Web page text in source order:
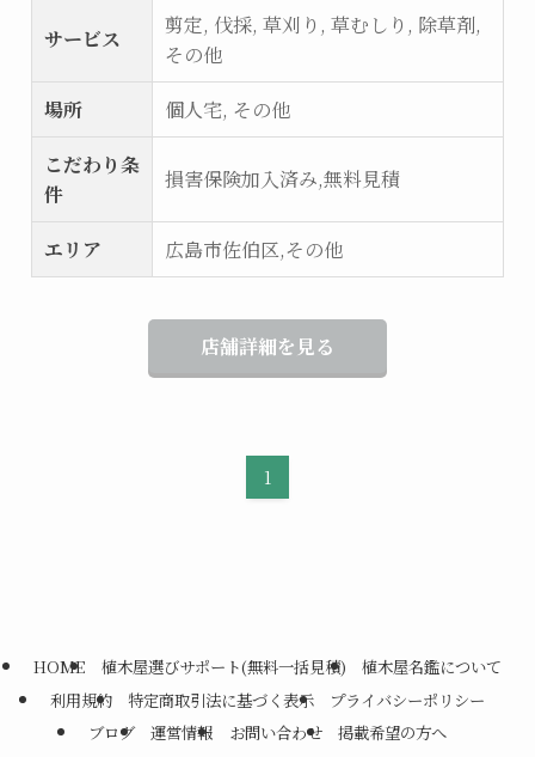
サービス
剪定, 伐採, 草刈り, 草むしり, 除草剤,
その他
場所
個人宅, その他
こだわり条
件
損害保険加入済み,無料見積
エリア 広島市佐伯区,その他
店舗詳細を見る
1
HOME 植木屋選びサポート(無料一括見積)
植木屋名鑑について
利用規約
特定商取引法に基づく表示
プライバシーポリシー
ブログ
運営情報 お問い合わせ
掲載希望の方へ